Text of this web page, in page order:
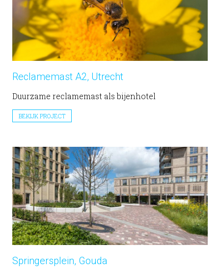
Reclamemast A2, Utrecht
Duurzame reclamemast als bijenhotel
BEKIJK PROJECT
Springersplein, Gouda